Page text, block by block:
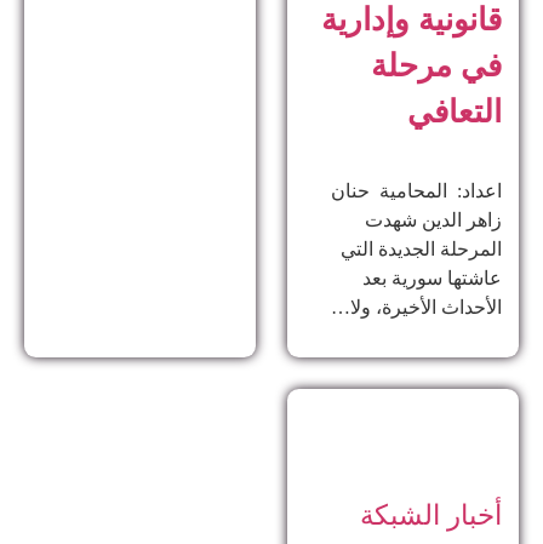
قانونية وإدارية
في مرحلة
التعافي
اعداد: المحامية حنان
زاهر الدين ​شهدت
المرحلة الجديدة التي
عاشتها سورية بعد
الأحداث الأخيرة، ولا…
أخبار الشبكة